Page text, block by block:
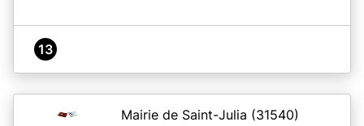
13
Mairie de Saint-Julia (31540)